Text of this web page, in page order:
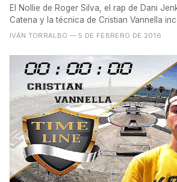
El Nollie de Roger Silva, el rap de Dani
Catena y la técnica de Cristian Vannella
IVÁN TORRALBO — 5 DE FEBRERO DE 2016